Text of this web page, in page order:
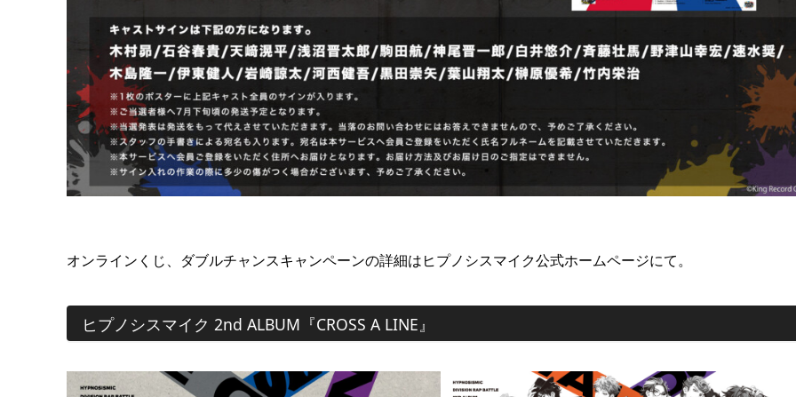
オンラインくじ、ダブルチャンスキャンペーンの詳細はヒプノシスマイク公式ホームページにて。
ヒプノシスマイク 2nd ALBUM『CROSS A LINE』